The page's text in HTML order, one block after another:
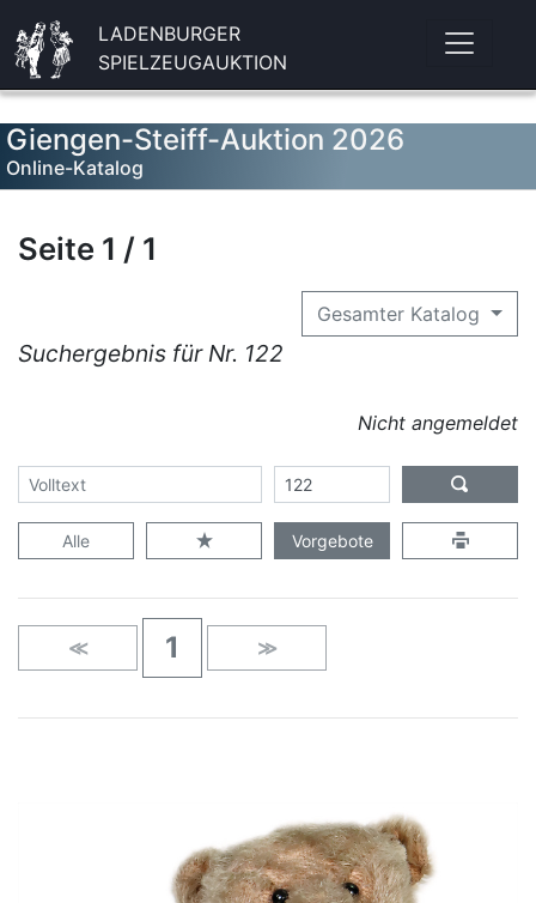
LADENBURGER
SPIELZEUGAUKTION
Giengen-Steiff-Auktion 2026
Online-Katalog
Seite 1 / 1
Gesamter Katalog
Suchergebnis für Nr. 122
Nicht angemeldet
Alle Vorgebote
≪ 1 ≫